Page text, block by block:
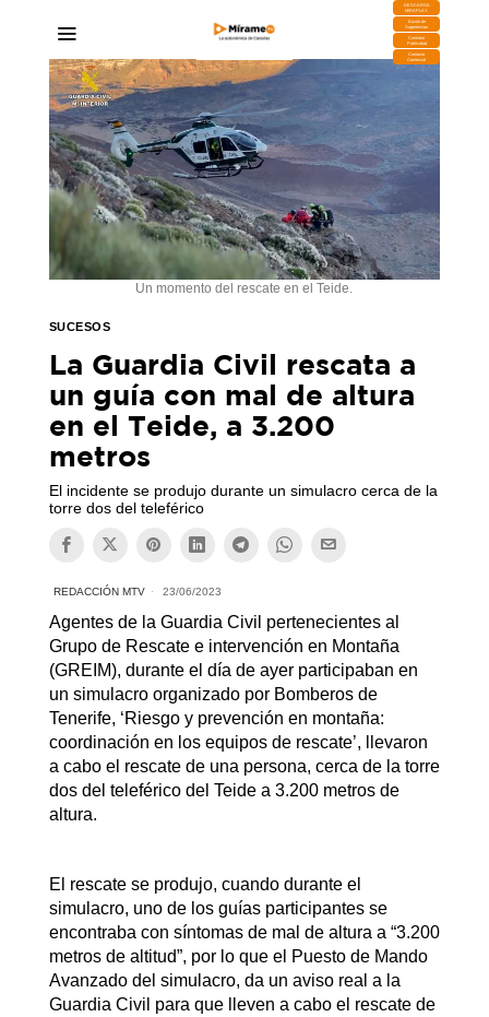
DESCARGA
MIRAPLAY
Buzón de
Sugerencias
Contratar
Publicidad
Contacto
Comercial
Un momento del rescate en el Teide.
SUCESOS
La Guardia Civil rescata a
un guía con mal de altura
en el Teide, a 3.200
metros
El incidente se produjo durante un simulacro cerca de la
torre dos del teleférico
REDACCIÓN MTV 23/06/2023
Agentes de la Guardia Civil pertenecientes al
Grupo de Rescate e intervención en Montaña
(GREIM), durante el día de ayer participaban en
un simulacro organizado por Bomberos de
Tenerife, ‘Riesgo y prevención en montaña:
coordinación en los equipos de rescate’, llevaron
a cabo el rescate de una persona, cerca de la torre
dos del teleférico del Teide a 3.200 metros de
altura.
El rescate se produjo, cuando durante el
simulacro, uno de los guías participantes se
encontraba con síntomas de mal de altura a “3.200
metros de altitud”, por lo que el Puesto de Mando
Avanzado del simulacro, da un aviso real a la
Guardia Civil para que lleven a cabo el rescate de